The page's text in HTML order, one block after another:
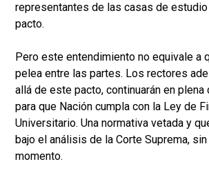
representantes de las casas de estudio
pacto.
Pero este entendimiento no equivale a
pelea entre las partes. Los rectores
allá de este pacto, continuarán en plena
para que Nación cumpla con la Ley de
Universitario. Una normativa vetada y
bajo el análisis de la Corte Suprema,
momento.